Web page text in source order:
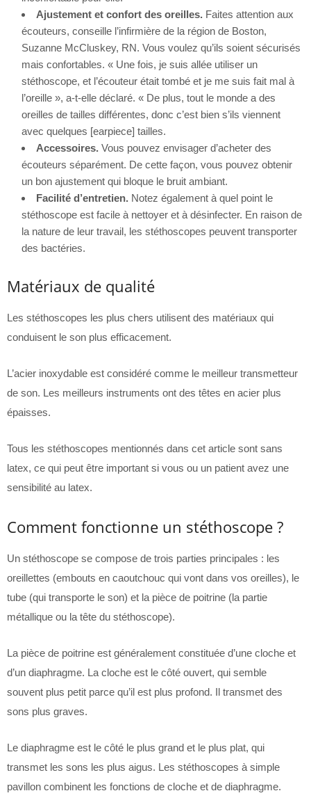
Ajustement et confort des oreilles. Faites attention aux
écouteurs, conseille l’infirmière de la région de Boston,
Suzanne McCluskey, RN. Vous voulez qu’ils soient sécurisés
mais confortables. « Une fois, je suis allée utiliser un
stéthoscope, et l’écouteur était tombé et je me suis fait mal à
l’oreille », a-t-elle déclaré. « De plus, tout le monde a des
oreilles de tailles différentes, donc c’est bien s’ils viennent
avec quelques [earpiece] tailles.
Accessoires. Vous pouvez envisager d’acheter des
écouteurs séparément. De cette façon, vous pouvez obtenir
un bon ajustement qui bloque le bruit ambiant.
Facilité d’entretien. Notez également à quel point le
stéthoscope est facile à nettoyer et à désinfecter. En raison de
la nature de leur travail, les stéthoscopes peuvent transporter
des bactéries.
Matériaux de qualité
Les stéthoscopes les plus chers utilisent des matériaux qui
conduisent le son plus efficacement.
L’acier inoxydable est considéré comme le meilleur transmetteur
de son. Les meilleurs instruments ont des têtes en acier plus
épaisses.
Tous les stéthoscopes mentionnés dans cet article sont sans
latex, ce qui peut être important si vous ou un patient avez une
sensibilité au latex.
Comment fonctionne un stéthoscope ?
Un stéthoscope se compose de trois parties principales : les
oreillettes (embouts en caoutchouc qui vont dans vos oreilles), le
tube (qui transporte le son) et la pièce de poitrine (la partie
métallique ou la tête du stéthoscope).
La pièce de poitrine est généralement constituée d’une cloche et
d’un diaphragme. La cloche est le côté ouvert, qui semble
souvent plus petit parce qu’il est plus profond. Il transmet des
sons plus graves.
Le diaphragme est le côté le plus grand et le plus plat, qui
transmet les sons les plus aigus. Les stéthoscopes à simple
pavillon combinent les fonctions de cloche et de diaphragme.